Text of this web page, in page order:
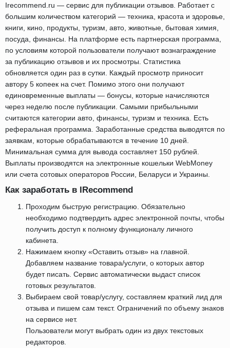
Irecommend.ru — сервис для публикации отзывов. Работает с
большим количеством категорий — техника, красота и здоровье,
книги, кино, продукты, туризм, авто, животные, бытовая химия,
посуда, финансы. На платформе есть партнерская программа,
по условиям которой пользователи получают вознаграждение
за публикацию отзывов и их просмотры. Статистика
обновляется один раз в сутки. Каждый просмотр приносит
автору 5 копеек на счет. Помимо этого они получают
единовременные выплаты — бонусы, которые начисляются
через неделю после публикации. Самыми прибыльными
считаются категории авто, финансы, туризм и техника. Есть
реферальная программа. Заработанные средства выводятся по
заявкам, которые обрабатываются в течение 10 дней.
Минимальная сумма для вывода составляет 150 рублей.
Выплаты производятся на электронные кошельки WebMoney
или счета сотовых операторов России, Беларуси и Украины.
Как заработать в IRecommend
Проходим быструю регистрацию. Обязательно
необходимо подтвердить адрес электронной почты, чтобы
получить доступ к полному функционалу личного
кабинета.
Нажимаем кнопку «Оставить отзыв» на главной.
Добавляем название товара/услуги, о которых автор
будет писать. Сервис автоматически выдаст список
готовых результатов.
Выбираем свой товар/услугу, составляем краткий лид для
отзыва и пишем сам текст. Ограничений по объему знаков
на сервисе нет.
Пользователи могут выбрать один из двух текстовых
редакторов.